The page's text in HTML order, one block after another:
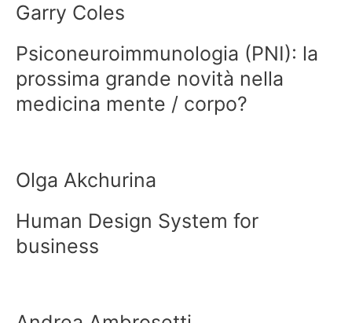
Garry Coles
Psiconeuroimmunologia (PNI): la
prossima grande novità nella
medicina mente / corpo?
Olga Akchurina
Human Design System for
business